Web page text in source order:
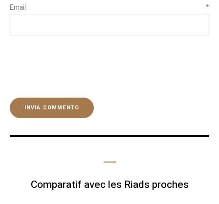
Email *
Comparatif avec les Riads proches